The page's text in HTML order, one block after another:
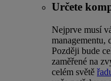
Určete
Nejprve musí
managementu,
Později bude
zaměřené na
celém světě